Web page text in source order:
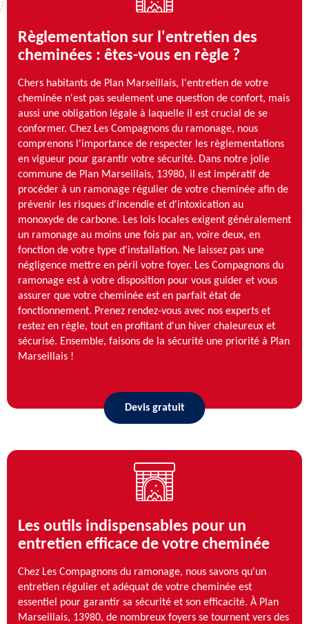
Règlementation sur l'entretien des
cheminées : êtes-vous en règle ?
Chers habitants de Plan Marseillais, l'entretien de votre
cheminée n'est pas seulement une question de confort, mais
aussi une obligation légale à laquelle il est crucial de se
conformer. Chez Les Compagnons du ramonage, nous
comprenons l'importance de respecter les règlementations
en vigueur pour garantir votre sécurité. Dans notre jolie
commune de Plan Marseillais, 13980, il est impératif de
procéder à un ramonage régulier de votre cheminée afin de
prévenir les risques d'incendie et d'intoxication au
monoxyde de carbone. Les lois locales exigent généralement
un ramonage au moins une fois par an, voire deux, en
fonction de votre type d'installation. Ne laissez pas une
négligence mettre en péril votre foyer. Les Compagnons du
ramonage est à votre disposition pour vous guider et vous
assurer que votre cheminée est en parfait état de
fonctionnement. Prenez rendez-vous avec nos experts et
restez en règle, tout en profitant d'un hiver chaleureux et
sécurisé. Ensemble, faisons de la sécurité une priorité à Plan
Marseillais !
Devis gratuit
Les outils indispensables pour un
entretien efficace de votre cheminée
Chez Les Compagnons du ramonage, nous savons qu'un
entretien régulier et adéquat de votre cheminée est
essentiel pour garantir sa sécurité et son efficacité. À Plan
Marseillais, 13980, de nombreux foyers se tournent vers des